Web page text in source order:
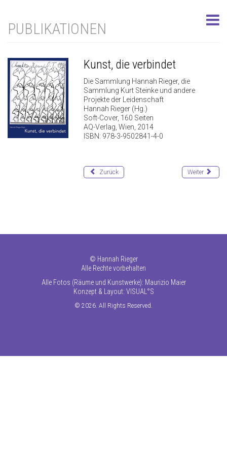
PUBLIKATIONEN
Kunst, die verbindet
Die Sammlung Hannah Rieger, die
Sammlung Kurt Steinke und andere
Projekte der Leidenschaft
Hannah Rieger (Hg.)
Soft-Cover, 160 Seiten
AQ-Verlag, Wien, 2014
ISBN: 978-3-9502841-4-0
Zurück Weiter
© Hannah Rieger
Alle Rechte vorbehalten
Alle Fotos (Räume und Kunstwerke): Maurizio Maier
Konzept & Layout: VISUAL°S
© 2026. All Rights Reserved.